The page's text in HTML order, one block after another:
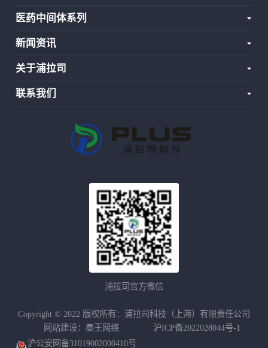
医药中间体系列
新闻资讯
关于浦拉司
联系我们
浦拉司官方微信
Copyright © 2022 版权所有：浦拉司科技（上海）有限责任公司
网站建设：秦王网络
沪ICP备2022028044号-1
沪公安网备31019002000410号